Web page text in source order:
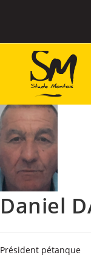
Daniel
Président pétanque